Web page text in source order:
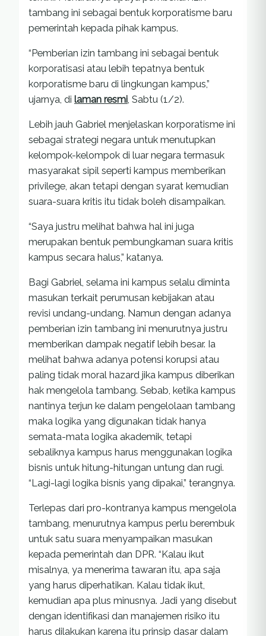
tambang ini sebagai bentuk korporatisme baru
pemerintah kepada pihak kampus.
“Pemberian izin tambang ini sebagai bentuk
korporatisasi atau lebih tepatnya bentuk
korporatisme baru di lingkungan kampus,”
ujarnya, di laman resmi, Sabtu (1/2).
Lebih jauh Gabriel menjelaskan korporatisme ini
sebagai strategi negara untuk menutupkan
kelompok-kelompok di luar negara termasuk
masyarakat sipil seperti kampus memberikan
privilege, akan tetapi dengan syarat kemudian
suara-suara kritis itu tidak boleh disampaikan.
“Saya justru melihat bahwa hal ini juga
merupakan bentuk pembungkaman suara kritis
kampus secara halus,” katanya.
Bagi Gabriel, selama ini kampus selalu diminta
masukan terkait perumusan kebijakan atau
revisi undang-undang. Namun dengan adanya
pemberian izin tambang ini menurutnya justru
memberikan dampak negatif lebih besar. Ia
melihat bahwa adanya potensi korupsi atau
paling tidak moral hazard jika kampus diberikan
hak mengelola tambang. Sebab, ketika kampus
nantinya terjun ke dalam pengelolaan tambang
maka logika yang digunakan tidak hanya
semata-mata logika akademik, tetapi
sebaliknya kampus harus menggunakan logika
bisnis untuk hitung-hitungan untung dan rugi.
“Lagi-lagi logika bisnis yang dipakai,” terangnya.
Terlepas dari pro-kontranya kampus mengelola
tambang, menurutnya kampus perlu berembuk
untuk satu suara menyampaikan masukan
kepada pemerintah dan DPR. “Kalau ikut
misalnya, ya menerima tawaran itu, apa saja
yang harus diperhatikan. Kalau tidak ikut,
kemudian apa plus minusnya. Jadi yang disebut
dengan identifikasi dan manajemen risiko itu
harus dilakukan karena itu prinsip dasar dalam